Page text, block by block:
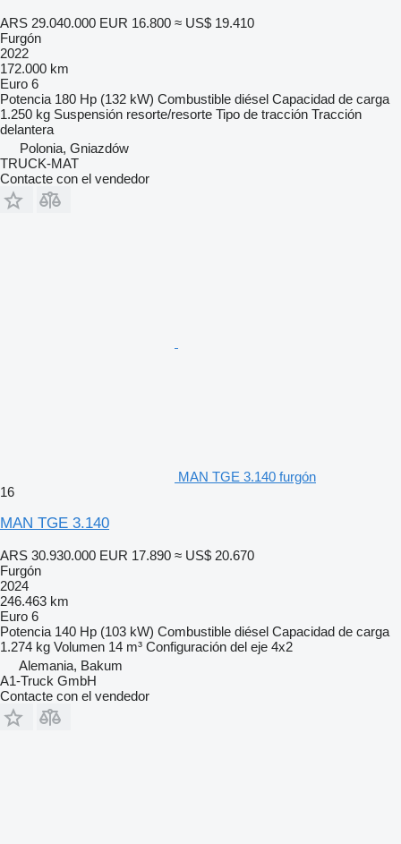
ARS 29.040.000 EUR 16.800 ≈ US$ 19.410
Furgón
2022
172.000 km
Euro 6
Potencia 180 Hp (132 kW) Combustible diésel Capacidad de carga
1.250 kg Suspensión resorte/resorte Tipo de tracción Tracción
delantera
Polonia, Gniazdów
TRUCK-MAT
Contacte con el vendedor
MAN TGE 3.140 furgón
16
MAN TGE 3.140
ARS 30.930.000 EUR 17.890 ≈ US$ 20.670
Furgón
2024
246.463 km
Euro 6
Potencia 140 Hp (103 kW) Combustible diésel Capacidad de carga
1.274 kg Volumen 14 m³ Configuración del eje 4x2
Alemania, Bakum
A1-Truck GmbH
Contacte con el vendedor